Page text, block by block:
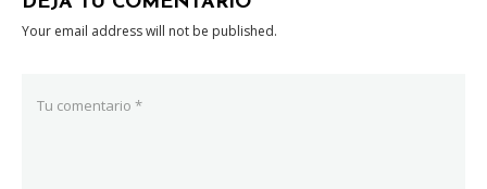
Your email address will not be published.